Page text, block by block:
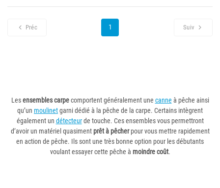
Préc 1 Suiv
Lesensembles carpecomportent généralement une canne à pêche ainsi
qu’un moulinetgarni dédié à la pêche de la carpe. Certains intègrent
également un détecteurde touche. Ces ensembles vous permettront
d’avoir un matériel quasiment prêt à pêcherpour vous mettre rapidement
en action de pêche. Ils sont une très bonne option pour les débutants
voulant essayer cette pêche à moindre coût.